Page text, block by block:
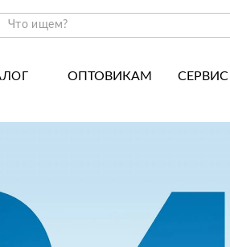
оборудование для мотоблоков
ОПТОВИКАМ СЕРВИС
Наши награды
Новости